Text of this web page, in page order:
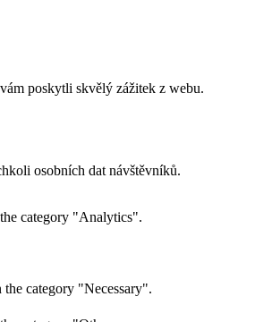
poskytli skvělý zážitek z webu.
osobních dat návštěvníků.
category "Analytics".
category "Necessary".